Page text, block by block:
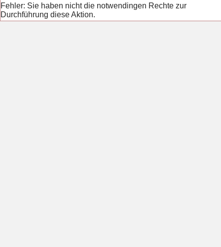
Fehler: Sie haben nicht die notwendingen Rechte zur
Durchführung diese Aktion.